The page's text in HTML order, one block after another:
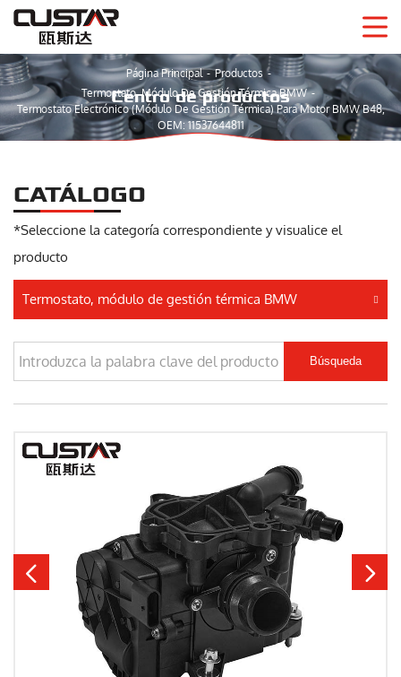
Centro de productos
Página Principal
Productos
Termostato, Módulo De Gestión Térmica BMW
Termostato Electrónico (módulo De Gestión Térmica) Para Motor BMW B48,
OEM: 11537644811
CATÁLOGO
*Seleccione la categoría correspondiente y visualice el
producto
Termostato, módulo de gestión térmica BMW
Búsqueda
 